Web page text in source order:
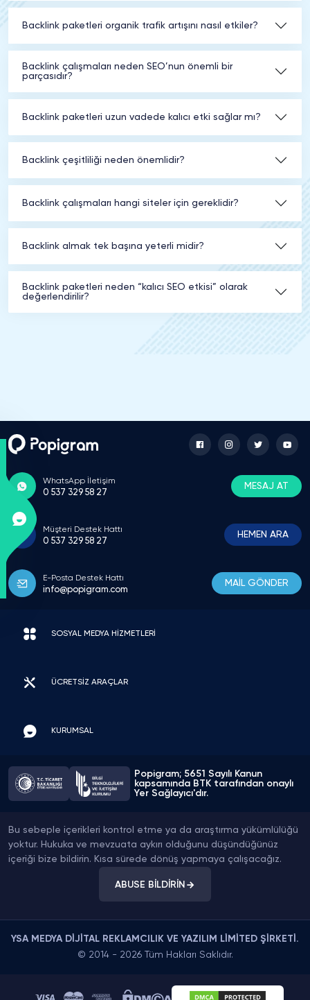
Backlink paketleri organik trafik artışını nasıl etkiler?
Backlink çalışmaları neden SEO’nun önemli bir
parçasıdır?
Backlink paketleri uzun vadede kalıcı etki sağlar mı?
Backlink çeşitliliği neden önemlidir?
Backlink çalışmaları hangi siteler için gereklidir?
Backlink almak tek başına yeterli midir?
Backlink paketleri neden “kalıcı SEO etkisi” olarak
değerlendirilir?
WhatsApp İletişim
0 537 329 58 27
MESAJ AT
Müşteri Destek Hattı
0 537 329 58 27
HEMEN ARA
E-Posta Destek Hattı
info@popigram.com
MAİL GÖNDER
SOSYAL MEDYA HİZMETLERİ
ÜCRETSİZ ARAÇLAR
KURUMSAL
Popigram; 5651 Sayılı Kanun
kapsamında BTK tarafından onaylı
Yer Sağlayıcı'dır.
Bu sebeple içerikleri kontrol etme ya da araştırma yükümlülüğü
yoktur. Hukuka ve mevzuata aykırı olduğunu düşündüğünüz
içeriği bize bildirin. Kısa sürede dönüş yapmaya çalışacağız.
ABUSE BİLDİRİN
YSA MEDYA DİJİTAL REKLAMCILIK VE YAZILIM LİMİTED ŞİRKETİ.
© 2014 - 2026 Tüm Hakları Saklıdır.